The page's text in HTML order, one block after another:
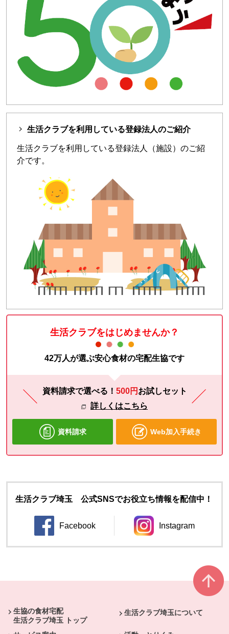
生活クラブを利用している登録法人のご紹介
生活クラブを利用している登録法人（施設）のご紹
介です。
生活クラブをはじめませんか？
42万人が選ぶ安心食材の宅配生協です
資料請求で選べる！ 500円 お試しセット
詳しくはこちら
資料請求 Web加入手続き
生活クラブ埼玉 公式SNSでお役立ち情報を配信中！
Facebook
別のウィンドウで開きます。
Instagram
別のウィンドウ
生協の食材宅配
生活クラブ埼玉 トップ
生活クラブ埼玉について